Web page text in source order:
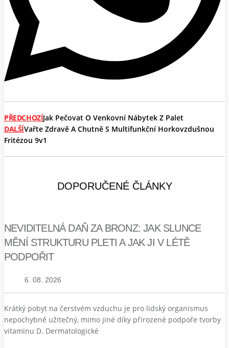
PŘEDCHOZÍJak Pečovat O Venkovní Nábytek Z Palet
DALŠÍVařte Zdravě A Chutně S Multifunkční Horkovzdušnou
Fritézou 9v1
DOPORUČENÉ ČLÁNKY
NEVIDITELNÁ DAŇ ZA BRONZ: JAK SLUNCE
MĚNÍ STRUKTURU PLETI A JAK JI V LÉTĚ
PODPOŘIT
6. 08. 2026
Krátký pobyt na čerstvém vzduchu je pro lidský organismus
nepochybně užitečný, mimo jiné díky přirozené podpoře tvorby
vitaminu D. Dermatologické